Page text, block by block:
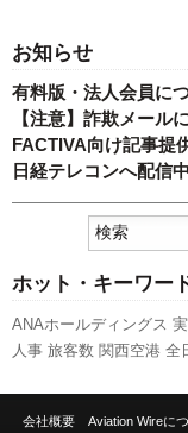
お知らせ
有料版・法人会員に
【注意】詐欺メール
FACTIVA向け記事提
日経テレコンへ配信中
ホット・キーワー
ANAホールディングス
人事 旅客数 関西空港 全
先週の注目記事 セント
会社概要 Aviation Wireに